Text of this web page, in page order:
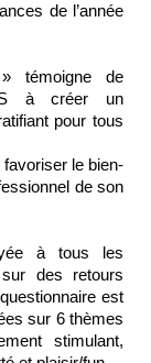
de l’année
témoigne de
à créer un
pour tous
favoriser le bien-
de son
à tous les
des retours
questionnaire est
sur 6 thèmes
stimulant,